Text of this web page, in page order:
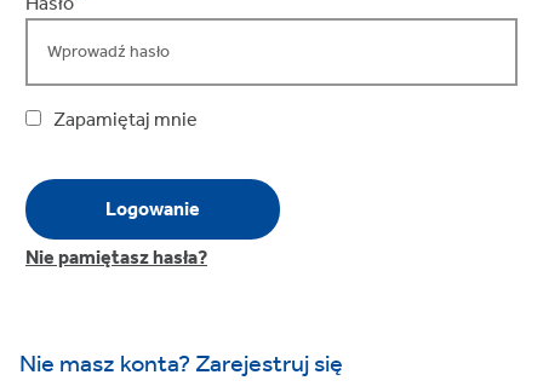
Zapamiętaj mnie
Nie pamiętasz hasła?
Nie masz konta? Zarejestruj się